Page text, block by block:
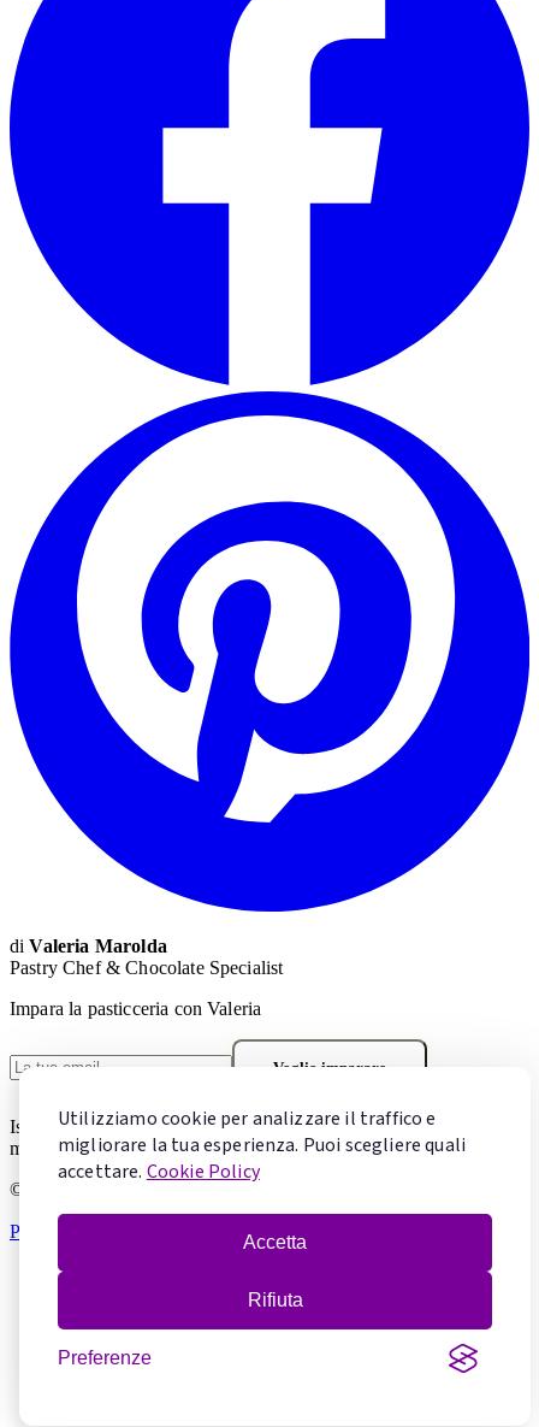
Utilizziamo cookie per analizzare il traffico e
migliorare la tua esperienza. Puoi scegliere quali
accettare. Cookie Policy
Accetta
Rifiuta
Preferenze
diValeria Marolda
Pastry Chef & Chocolate Specialist
Impara la pasticceria con Valeria
Voglio imparare
Iscrivendoti accetti la Privacy Policy. Puoi cancellarti in qualsiasi
momento.
© 2026 Mentecontorta. Tutti i diritti riservati.
Privacy Policy Cookie Policy Gestisci cookie